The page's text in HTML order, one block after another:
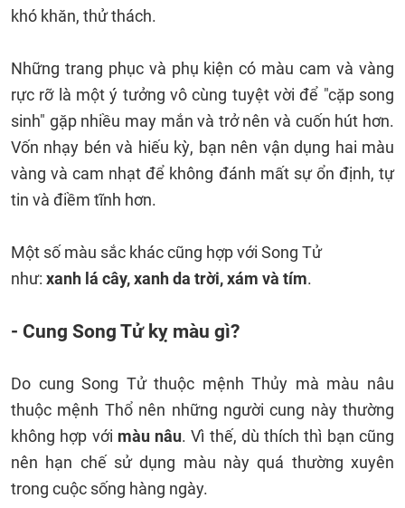
khó khăn, thử thách.
Những trang phục và phụ kiện có màu cam và vàng
rực rỡ là một ý tưởng vô cùng tuyệt vời để "cặp song
sinh" gặp nhiều may mắn và trở nên và cuốn hút hơn.
Vốn nhạy bén và hiếu kỳ, bạn nên vận dụng hai màu
vàng và cam nhạt để không đánh mất sự ổn định, tự
tin và điềm tĩnh hơn.
Một số màu sắc khác cũng hợp với Song Tử
như: xanh lá cây, xanh da trời, xám và tím.
- Cung Song Tử kỵ màu gì?
Do cung Song Tử thuộc mệnh Thủy mà màu nâu
thuộc mệnh Thổ nên những người cung này thường
không hợp với màu nâu. Vì thế, dù thích thì bạn cũng
nên hạn chế sử dụng màu này quá thường xuyên
trong cuộc sống hàng ngày.